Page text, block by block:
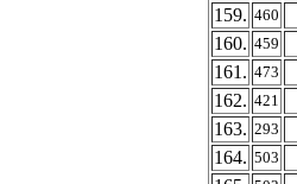
159. 460
160. 459
161. 473
162. 421
163. 293
164. 503